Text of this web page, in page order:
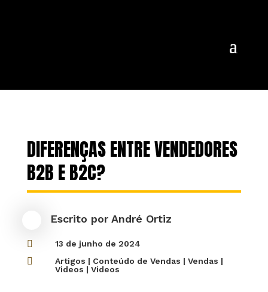
DIFERENÇAS ENTRE VENDEDORES
B2B E B2C?
Escrito por André Ortiz
 13 de junho de 2024
 Artigos | Conteúdo de Vendas | Vendas |
Videos | Videos